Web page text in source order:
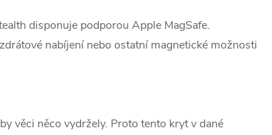
disponuje podporou Apple MagSafe.
nabíjení nebo ostatní magnetické možnosti
věci něco vydržely. Proto tento kryt v dané